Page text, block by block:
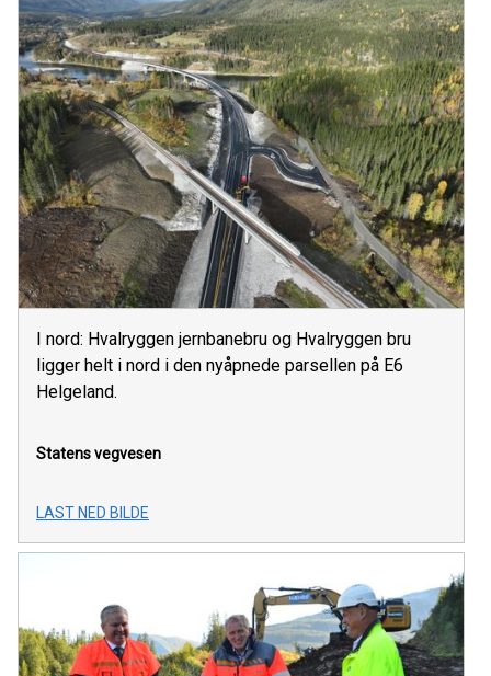
I nord: Hvalryggen jernbanebru og Hvalryggen bru
ligger helt i nord i den nyåpnede parsellen på E6
Helgeland.
Statens vegvesen
LAST NED BILDE